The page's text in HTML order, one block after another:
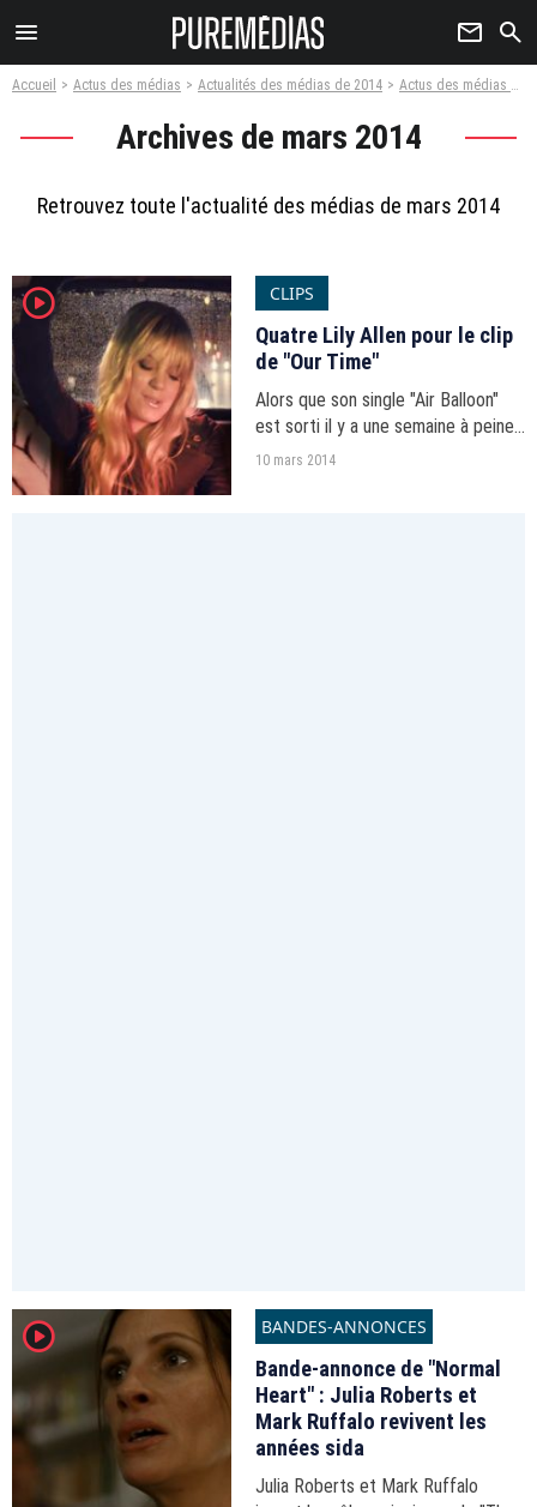
menu newsletter search
Accueil Actus des médias Actualités des médias de 2014 Actus des médias mars 2014
Archives de mars 2014
Retrouvez toute l'actualité des médias de mars 2014
player2 CLIPS
Quatre Lily Allen pour le clip
de "Our Time"
Alors que son single "Air Balloon"
est sorti il y a une semaine à peine
outre-Manche, Lily Allen enchaîne
10 mars 2014
player2 BANDES-ANNONCES
Bande-annonce de "Normal
Heart" : Julia Roberts et
Mark Ruffalo revivent les
années sida
Julia Roberts et Mark Ruffalo